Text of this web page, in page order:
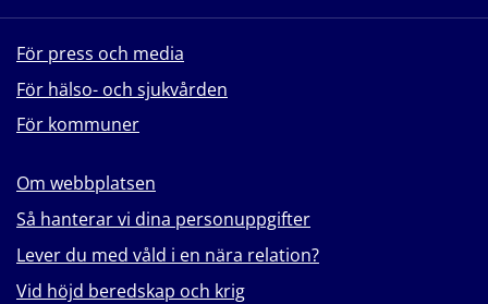
För press och media
För hälso- och sjukvården
För kommuner
Om webbplatsen
Så hanterar vi dina personuppgifter
Lever du med våld i en nära relation?
Vid höjd beredskap och krig